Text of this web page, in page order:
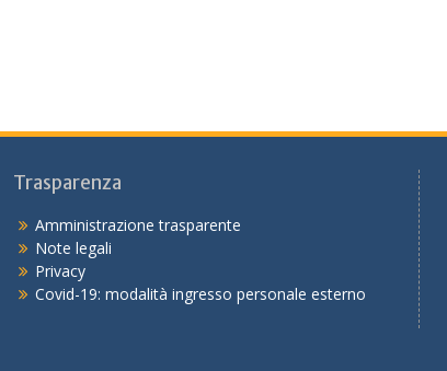
Trasparenza
Amministrazione trasparente
Note legali
Privacy
Covid-19: modalità ingresso personale esterno